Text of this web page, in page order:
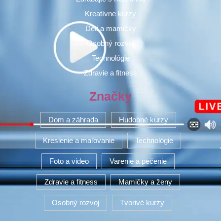
Kreatívne kurzy
Deti a mamičky
Osobný rozvoj
Technológie
Zdravie a fitness
Značky
Dom a záhrada Hudobné kurzy
Kreslenie a maľovanie Technológie
Foto a video Varenie a pečenie
Zdravie a fitness Mamičky a ženy
Osobný rozvoj Tvorivé kurzy